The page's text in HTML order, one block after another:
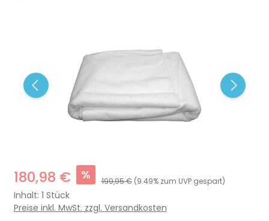
180,98 € % 199,95 € (9.49% zum UVP gespart)
Inhalt: 1 Stück
Preise inkl. MwSt. zzgl. Versandkosten